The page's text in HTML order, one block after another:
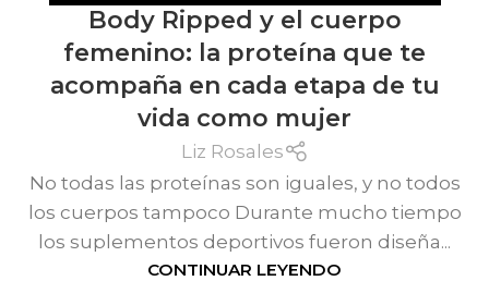
Body Ripped y el cuerpo
femenino: la proteína que te
acompaña en cada etapa de tu
vida como mujer
Liz Rosales
No todas las proteínas son iguales, y no todos
los cuerpos tampoco Durante mucho tiempo
los suplementos deportivos fueron diseña...
CONTINUAR LEYENDO